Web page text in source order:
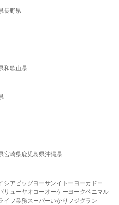
長野県
和歌山県
宮崎県鹿児島県沖縄県
シア ビッグヨーサンイトーヨーカドー
リューヤオコーオーケー ヨークベニマル
イフ業務スーパーいかり フジグラン